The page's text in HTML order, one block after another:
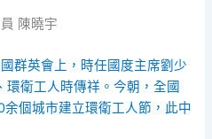
陳曉宇
群英會上，時任國度主席劉少
衛工人時傳祥。今朝，全國
個城市建立環衛工人節，此中